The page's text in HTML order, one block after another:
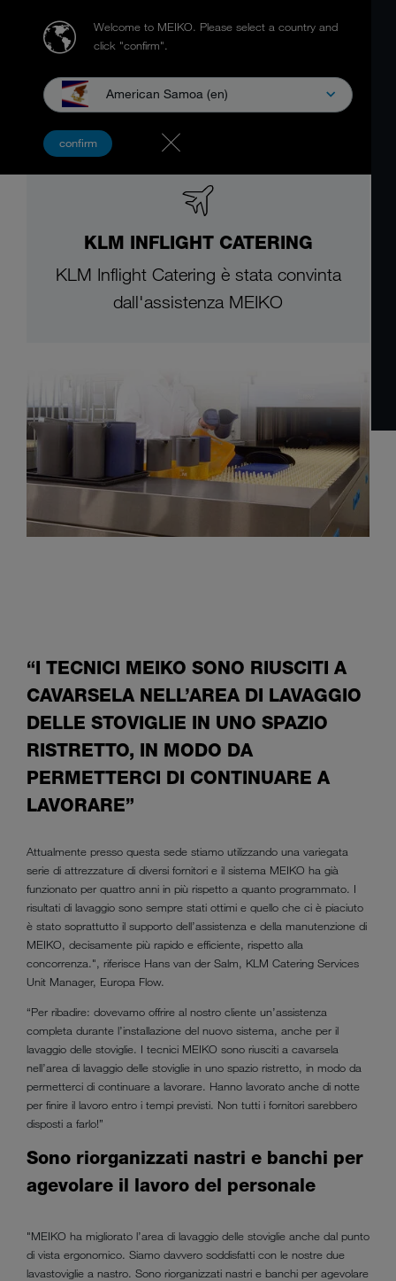
Welcome to MEIKO. Please select a country and
click "confirm".
American Samoa (en)
confirm
KLM INFLIGHT CATERING
KLM Inflight Catering è stata convinta
dall'assistenza MEIKO
“I TECNICI MEIKO SONO RIUSCITI A
CAVARSELA NELL’AREA DI LAVAGGIO
DELLE STOVIGLIE IN UNO SPAZIO
RISTRETTO, IN MODO DA
PERMETTERCI DI CONTINUARE A
LAVORARE”
Attualmente presso questa sede stiamo utilizzando una variegata
serie di attrezzature di diversi fornitori e il sistema MEIKO ha già
funzionato per quattro anni in più rispetto a quanto programmato. I
risultati di lavaggio sono sempre stati ottimi e quello che ci è piaciuto
è stato soprattutto il supporto dell’assistenza e della manutenzione di
MEIKO, decisamente più rapido e efficiente, rispetto alla
concorrenza.", riferisce Hans van der Salm, KLM Catering Services
Unit Manager, Europa Flow.
“Per ribadire: dovevamo offrire al nostro cliente un’assistenza
completa durante l’installazione del nuovo sistema, anche per il
lavaggio delle stoviglie. I tecnici MEIKO sono riusciti a cavarsela
nell’area di lavaggio delle stoviglie in uno spazio ristretto, in modo da
permetterci di continuare a lavorare. Hanno lavorato anche di notte
per finire il lavoro entro i tempi previsti. Non tutti i fornitori sarebbero
disposti a farlo!”
Sono riorganizzati nastri e banchi per
agevolare il lavoro del personale
"MEIKO ha migliorato l’area di lavaggio delle stoviglie anche dal punto
di vista ergonomico. Siamo davvero soddisfatti con le nostre due
lavastoviglie a nastro. Sono riorganizzati nastri e banchi per agevolare